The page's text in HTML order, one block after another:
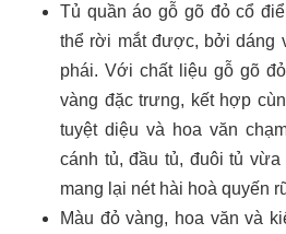
Tủ quần áo gỗ gõ đỏ cổ
thể rời mắt được, bởi dáng
phái. Với chất liệu gỗ gõ
vàng đặc trưng, kết hợp
tuyệt diệu và hoa văn
cánh tủ, đầu tủ, đuôi tủ
mang lại nét hài hoà quyến
Màu đỏ vàng, hoa văn và